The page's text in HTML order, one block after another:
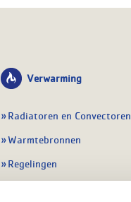
Verwarming
Radiatoren en Convectoren
Warmtebronnen
Regelingen